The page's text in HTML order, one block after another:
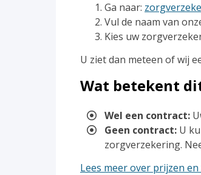
Ga naar:
Vul de naam van
Kies uw
U ziet dan meteen of wij
Wat betekent
Wel een contract:
Geen contract: U
zorgverzekering.
Lees meer over prijzen